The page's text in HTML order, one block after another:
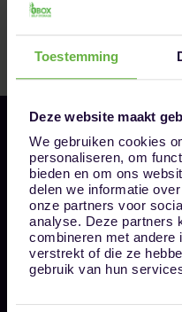
Toestemming
Deze website maakt
We gebruiken cookies
personaliseren, om
bieden en om ons
delen we informatie
onze partners voor
analyse. Deze partners
combineren met andere
verstrekt of die ze
gebruik van hun
Bel ons op 085 -
info@1box.nl
Volg ons